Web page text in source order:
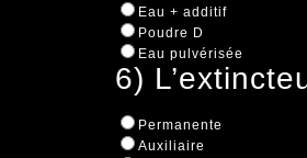
Eau + additif
Poudre D
Eau pulvérisée
6)
Permanente
Auxiliaire